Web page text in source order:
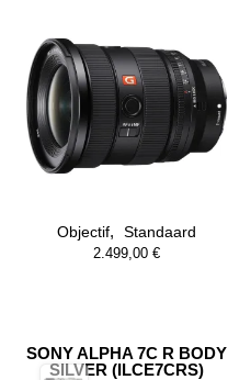
Objectif,
Standaard
2.499,00 €
SONY ALPHA 7C R BODY
SILVER (ILCE7CRS)